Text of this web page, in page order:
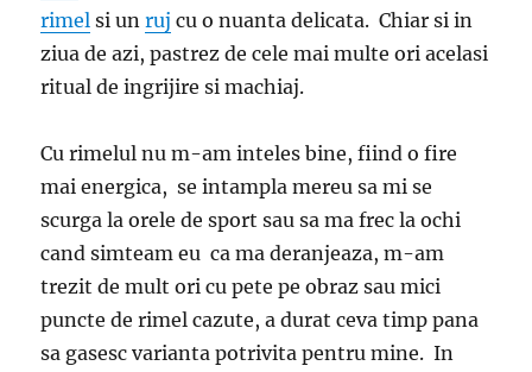
rimel si unruj cu o nuanta delicata. Chiar si in
ziua de azi, pastrez de cele mai multe ori acelasi
ritual de ingrijire si machiaj.
Cu rimelul nu m-am inteles bine, fiind o fire
mai energica, se intampla mereu sa mi se
scurga la orele de sport sau sa ma frec la ochi
cand simteam eu ca ma deranjeaza, m-am
trezit de mult ori cu pete pe obraz sau mici
puncte de rimel cazute, a durat ceva timp pana
sa gasesc varianta potrivita pentru mine. In